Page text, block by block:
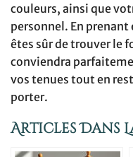
couleurs, ainsi que
personnel. En
êtes sûr de trouver le
conviendra
vos tenues tout en
porter.
Articles Dans